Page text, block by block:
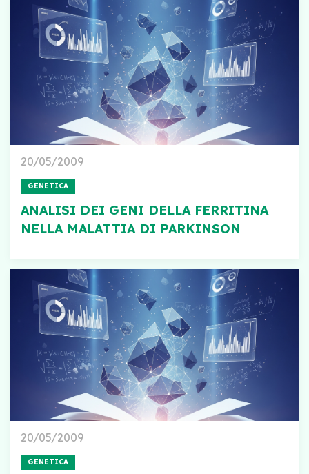
20/05/2009
GENETICA
ANALISI DEI GENI DELLA FERRITINA
NELLA MALATTIA DI PARKINSON
20/05/2009
GENETICA